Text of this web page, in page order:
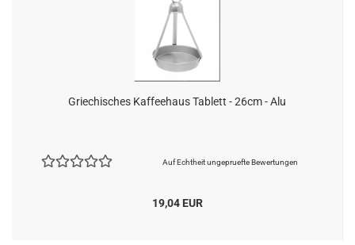
Griechisches Kaffeehaus Tablett - 26cm - Alu
Auf Echtheit ungepruefte Bewertungen
19,04 EUR